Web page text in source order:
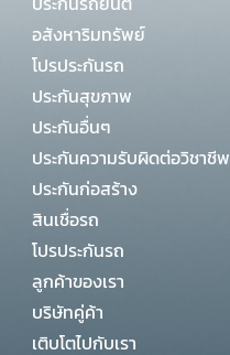
อสังหาริมทรัพย์
โปรประกันรถ
ประกันสุขภาพ
ประกันอื่นๆ
ประกันความรับผิดต่อวิชาชีพ
ประกันก่อสร้าง
สินเชื่อรถ
โปรประกันรถ
ลูกค้าของเรา
บริษัทคู่ค้า
เติบโตไปกับเรา